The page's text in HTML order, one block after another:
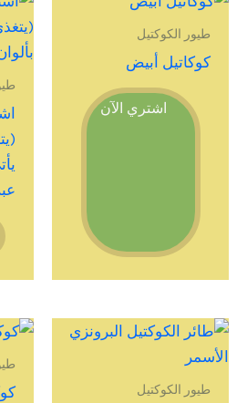
طيور الكوكتيل
كوكاتيل أبيض
اشتري الآن
طيور الكوكتيل